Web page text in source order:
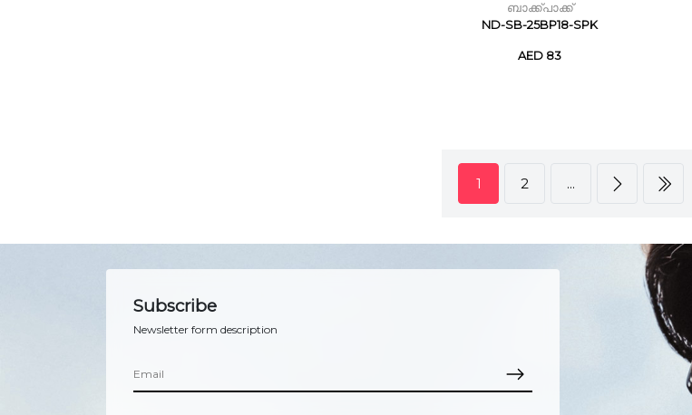
ബാക്ക്പാക്ക്
ND-SB-25BP18-SPK
AED 83
1 2 ...
Subscribe
Newsletter form description